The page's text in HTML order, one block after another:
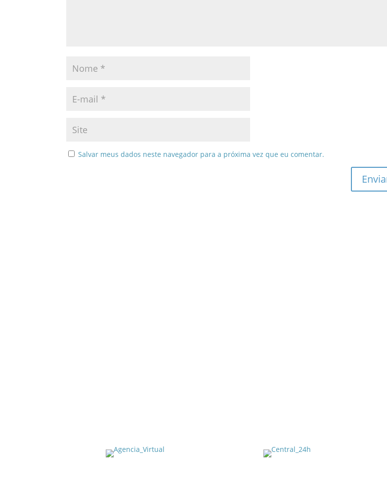
Salvar meus dados neste navegador para a próxima vez que eu comentar.